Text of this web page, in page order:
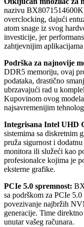
nazivu BX8071514600K
overclocking, dajući
atom snage iz svog
investicije, jer
zahtjevnijim
Podrška za najnovije
DDR5 memoriju, ovaj
podataka, drastično
ubrzavajući rad u
Kupovinom ovog
najsavremenijim
Integrisana Intel UHD
sistemima sa diskretnim
pruža sigurnost i
monitora ili služeći kao
profesionalce kojima je
eksterne grafike.
PCIe 5.0 spremnost:
sa podrškom za PCIe
povezivanje najbržih
generacije. Time
unutar vašeg računara.